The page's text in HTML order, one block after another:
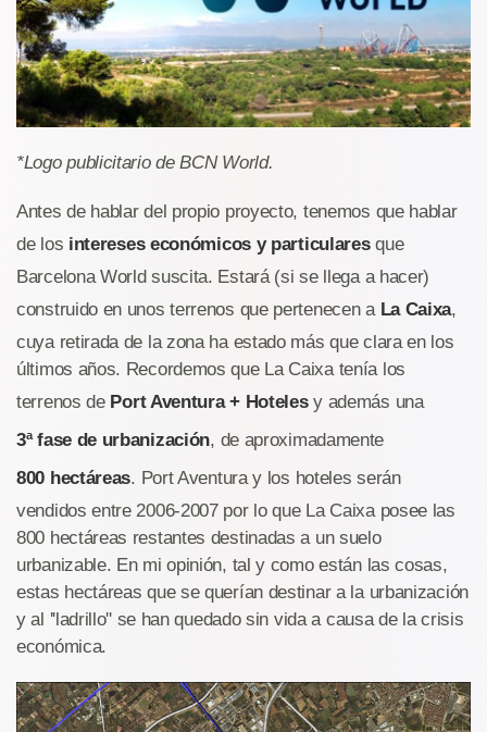
*Logo publicitario de BCN World.
Antes de hablar del propio proyecto, tenemos que hablar
de los intereses económicos y particularesque
Barcelona World suscita. Estará (si se llega a hacer)
construido en unos terrenos que pertenecen a La Caixa,
cuya retirada de la zona ha estado más que clara en los
últimos años. Recordemos que La Caixa tenía los
terrenos de Port Aventura + Hotelesy además una
3ª fase de urbanización, de aproximadamente
800 hectáreas. Port Aventura y los hoteles serán
vendidos entre 2006-2007 por lo que La Caixa posee las
800 hectáreas restantes destinadas a un suelo
urbanizable. En mi opinión, tal y como están las cosas,
estas hectáreas que se querían destinar a la urbanización
y al ''ladrillo'' se han quedado sin vida a causa de la crisis
económica.